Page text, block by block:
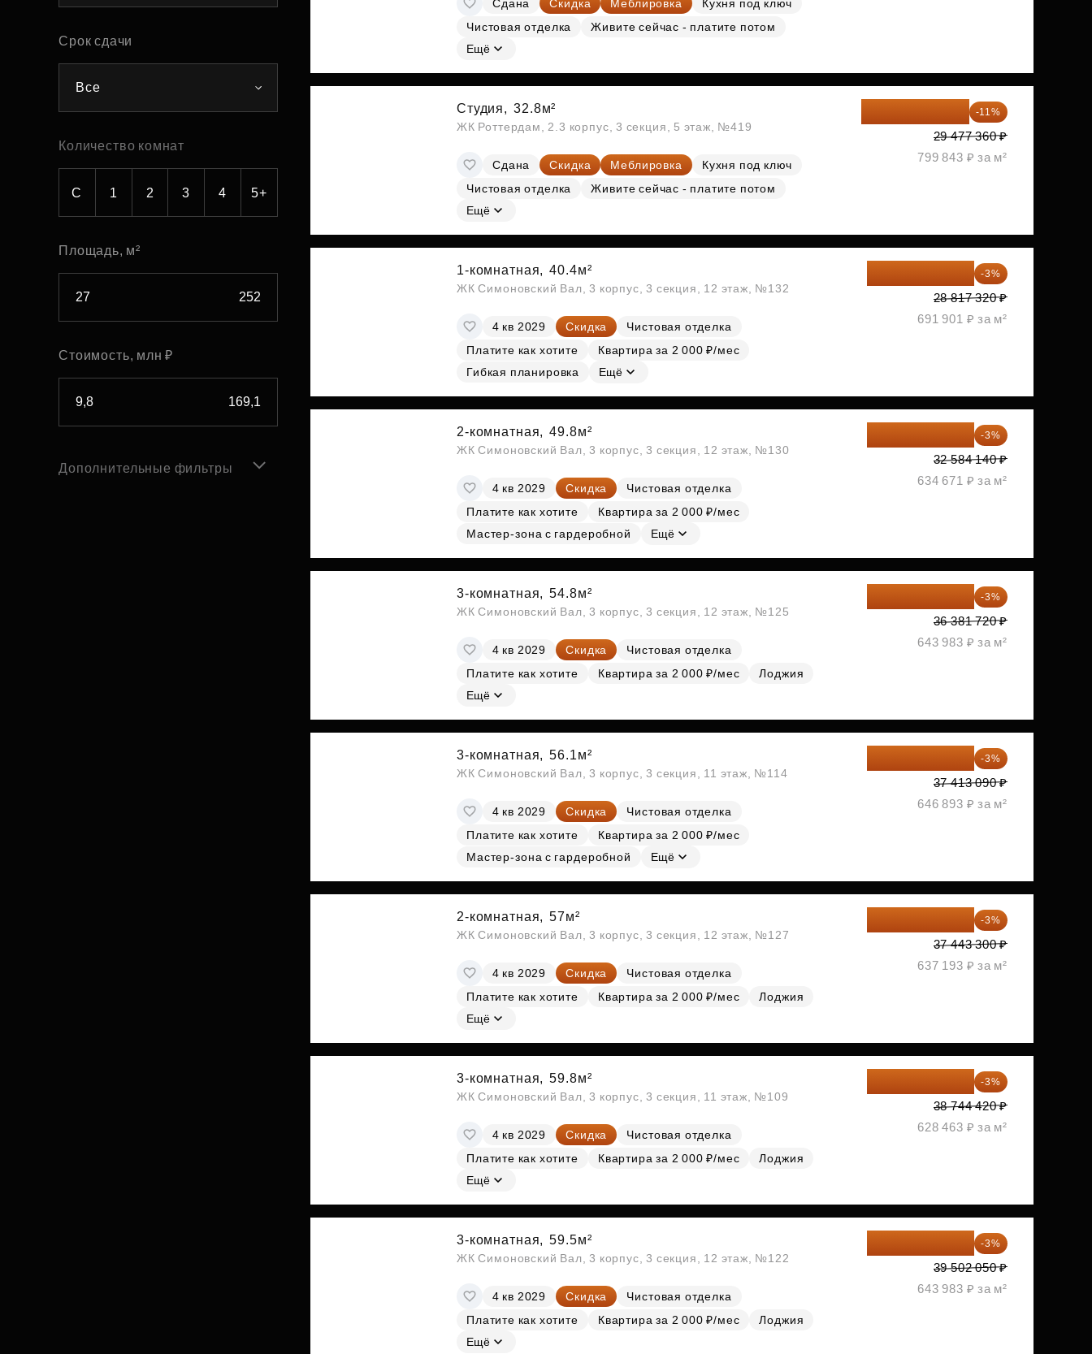
Субсидии
Срок сдачи
Все
Количество комнат
С 1 2 3 4 5+
Площадь, м²
Стоимость, млн ₽
Дополнительные фильтры
Сдана Скидка Меблировка
Кухня под ключ
Чистовая отделка
Живите сейчас - платите потом
Ещё
Студия, 32.8м²
ЖК Роттердам, 2.3 корпус, 3 секция, 5 этаж, №419
Сдана Скидка Меблировка
Кухня под ключ
Чистовая отделка
Живите сейчас - платите потом
Ещё
-11%
29 477 360 ₽
799 843 ₽ за м²
1-комнатная, 40.4м²
ЖК Симоновский Вал, 3 корпус, 3 секция, 12 этаж, №132
4 кв 2029 Скидка
Чистовая отделка
Платите как хотите
Квартира за 2 000 ₽/мес
Гибкая планировка
Ещё
27 952 800 ₽ -3%
28 817 320 ₽
691 901 ₽ за м²
2-комнатная, 49.8м²
ЖК Симоновский Вал, 3 корпус, 3 секция, 12 этаж, №130
4 кв 2029 Скидка
Чистовая отделка
Платите как хотите
Квартира за 2 000 ₽/мес
Мастер-зона с гардеробной
Ещё
31 606 616 ₽ -3%
32 584 140 ₽
634 671 ₽ за м²
3-комнатная, 54.8м²
ЖК Симоновский Вал, 3 корпус, 3 секция, 12 этаж, №125
4 кв 2029 Скидка
Чистовая отделка
Платите как хотите
Квартира за 2 000 ₽/мес
Лоджия
Ещё
35 290 268 ₽ -3%
36 381 720 ₽
643 983 ₽ за м²
3-комнатная, 56.1м²
ЖК Симоновский Вал, 3 корпус, 3 секция, 11 этаж, №114
4 кв 2029 Скидка
Чистовая отделка
Платите как хотите
Квартира за 2 000 ₽/мес
Мастер-зона с гардеробной
Ещё
36 290 697 ₽ -3%
37 413 090 ₽
646 893 ₽ за м²
2-комнатная, 57м²
ЖК Симоновский Вал, 3 корпус, 3 секция, 12 этаж, №127
4 кв 2029 Скидка
Чистовая отделка
Платите как хотите
Квартира за 2 000 ₽/мес
Лоджия
Ещё
36 320 001 ₽ -3%
37 443 300 ₽
637 193 ₽ за м²
3-комнатная, 59.8м²
ЖК Симоновский Вал, 3 корпус, 3 секция, 11 этаж, №109
4 кв 2029 Скидка
Чистовая отделка
Платите как хотите
Квартира за 2 000 ₽/мес
Лоджия
Ещё
37 582 087 ₽ -3%
38 744 420 ₽
628 463 ₽ за м²
3-комнатная, 59.5м²
ЖК Симоновский Вал, 3 корпус, 3 секция, 12 этаж, №122
4 кв 2029 Скидка
Чистовая отделка
Платите как хотите
Квартира за 2 000 ₽/мес
Лоджия
Ещё
38 316 989 ₽ -3%
39 502 050 ₽
643 983 ₽ за м²